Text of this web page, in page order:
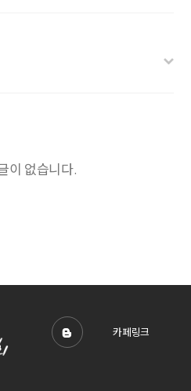
이 없습니다.
카페링크